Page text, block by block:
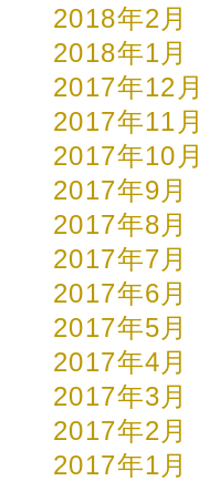
2018年2月
2018年1月
2017年12月
2017年11月
2017年10月
2017年9月
2017年8月
2017年7月
2017年6月
2017年5月
2017年4月
2017年3月
2017年2月
2017年1月